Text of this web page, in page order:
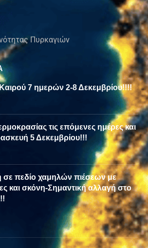
Πυρκαγιών
7 ημερών 2-8 Δεκεμβρίου!!!!
τις επόμενες ημέρες και
5 Δεκεμβρίου!!!
πεδίο χαμηλών πιέσεων με
και σκόνη-Σημαντική αλλαγή στο